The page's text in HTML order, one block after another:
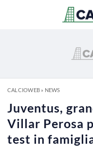
CALCIOWEB» NEWS
Juventus,
Villar Perosa
test in